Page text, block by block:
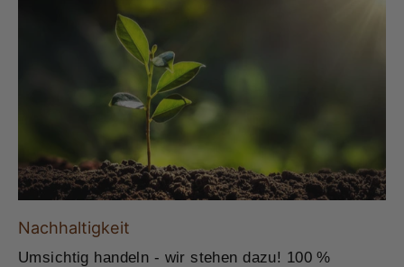
Nachhaltigkeit
Umsichtig handeln - wir stehen dazu! 100 %